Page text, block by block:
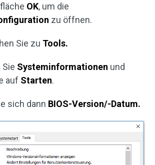
OK, um die
zu öffnen.
Sie zu Tools.
Sie Systeminformationen und
auf Starten.
sich dann BIOS-Version/-Datum.